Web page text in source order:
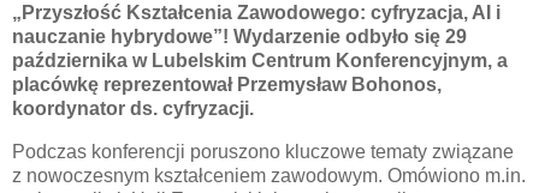
„Przyszłość Kształcenia Zawodowego: cyfryzacja, AI i
nauczanie hybrydowe”! Wydarzenie odbyło się 29
października w Lubelskim Centrum Konferencyjnym, a
placówkę reprezentował Przemysław Bohonos,
koordynator ds. cyfryzacji.
Podczas konferencji poruszono kluczowe tematy związane
z nowoczesnym kształceniem zawodowym. Omówiono m.in.